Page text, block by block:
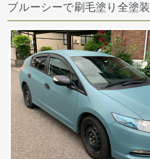
ブルーシーで刷毛塗り全塗装